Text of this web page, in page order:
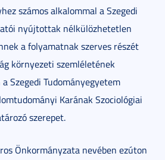
számos alkalommal a Szegedi
nyújtottak nélkülözhetetlen
a folyamatnak szerves részét
környezeti szemléletének
Szegedi Tudományegyetem
Karának Szociológiai
szerepet.
Önkormányzata nevében ezúton